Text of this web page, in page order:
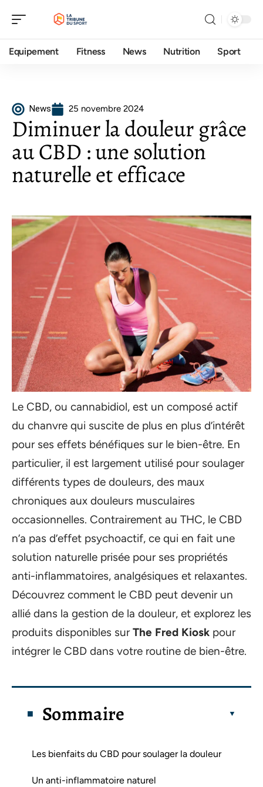
Equipement Fitness News Nutrition Sport
News 25 novembre 2024
Diminuer la douleur grâce
au CBD : une solution
naturelle et efficace
Le CBD, ou cannabidiol, est un composé actif
du chanvre qui suscite de plus en plus d’intérêt
pour ses effets bénéfiques sur le bien-être. En
particulier, il est largement utilisé pour soulager
différents types de douleurs, des maux
chroniques aux douleurs musculaires
occasionnelles. Contrairement au THC, le CBD
n’a pas d’effet psychoactif, ce qui en fait une
solution naturelle prisée pour ses propriétés
anti-inflammatoires, analgésiques et relaxantes.
Découvrez comment le CBD peut devenir un
allié dans la gestion de la douleur, et explorez les
produits disponibles surThe Fred Kiosk pour
intégrer le CBD dans votre routine de bien-être.
Sommaire
Les bienfaits du CBD pour soulager la douleur
Un anti-inflammatoire naturel